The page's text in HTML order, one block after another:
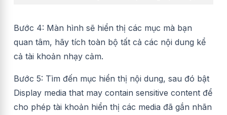
Bước 4: Màn hình sẽ hiển thị các mục mà bạn
quan tâm, hãy tích toàn bộ tất cả các nội dung kể
cả tài khoản nhạy cảm.
Bước 5: Tìm đến mục hiển thị nội dung, sau đó bật
Display media that may contain sensitive content để
cho phép tài khoản hiển thị các media đã gắn nhãn